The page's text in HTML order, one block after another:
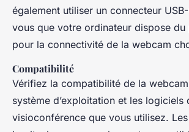
également utiliser un connecteur
vous que votre ordinateur dispose
pour la connectivité de la webcam
Compatibilité
Vérifiez la compatibilité de la
système d’exploitation et les logiciels
visioconférence que vous utilisez.